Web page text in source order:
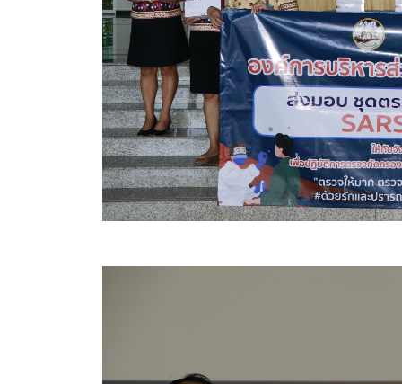
สรุปผลการปฏิบัติงานประจำเดือน GPS
ระเบียบพัสดุฯ การจัดซื้อจัดจ้าง
การเสริมสร้างคุณธรรมจริยธรรม
ITA : การประเมินคุณธรรมและความโปร่งใสในการ